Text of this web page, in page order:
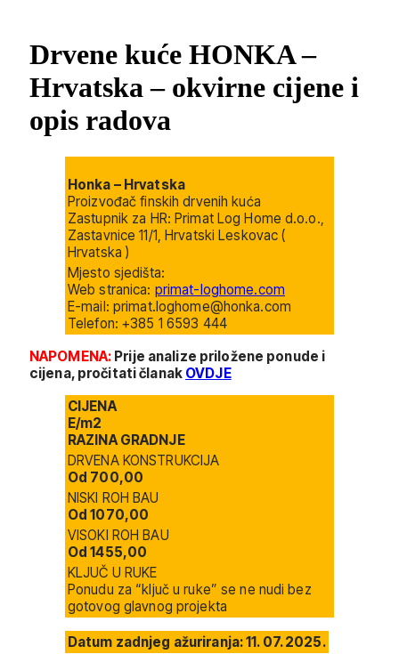
Drvene kuće HONKA –
Hrvatska – okvirne cijene i
opis radova
Honka – Hrvatska
Proizvođač finskih drvenih kuća
Zastupnik za HR: Primat Log Home d.o.o.,
Zastavnice 11/1, Hrvatski Leskovac (
Hrvatska )
Mjesto sjedišta:
Web stranica: primat-loghome.com
E-mail: primat.loghome@honka.com
Telefon: +385 1 6593 444
NAPOMENA: Prije analize priložene ponude i
cijena, pročitati članak OVDJE
CIJENA
E/m2
RAZINA GRADNJE
DRVENA KONSTRUKCIJA
Od 700,00
NISKI ROH BAU
Od 1070,00
VISOKI ROH BAU
Od 1455,00
KLJUČ U RUKE
Ponudu za “ključ u ruke” se ne nudi bez
gotovog glavnog projekta
Datum zadnjeg ažuriranja: 11. 07. 2025.